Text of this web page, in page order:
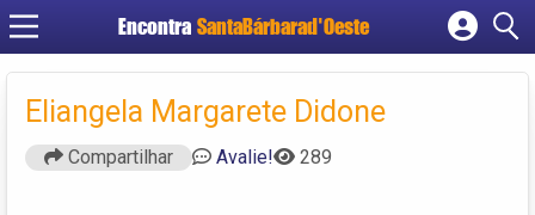
Encontra SantaBárbarad'Oeste
Cadastrar empresa
Criar conta
Eliangela Margarete Didone
Compartilhar Avalie! 289